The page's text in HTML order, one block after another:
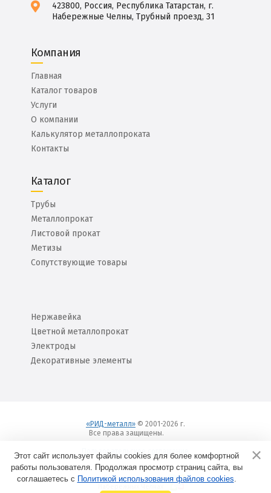
423800, Россия, Республика Татарстан, г.
Набережные Челны, Трубный проезд, 31
Компания
Главная
Каталог товаров
Услуги
О компании
Калькулятор металлопроката
Контакты
Каталог
Трубы
Металлопрокат
Листовой прокат
Метизы
Сопутствующие товары
Нержавейка
Цветной металлопрокат
Электроды
Декоративные элементы
«РИД-металл»© 2001-2026 г.
Все права защищены.
Пользовательское соглашение
Создание сайтов в
Этот сайт использует файлы cookies для более комфортной
работы пользователя. Продолжая просмотр страниц сайта, вы
соглашаетесь с Политикой использования файлов cookies.